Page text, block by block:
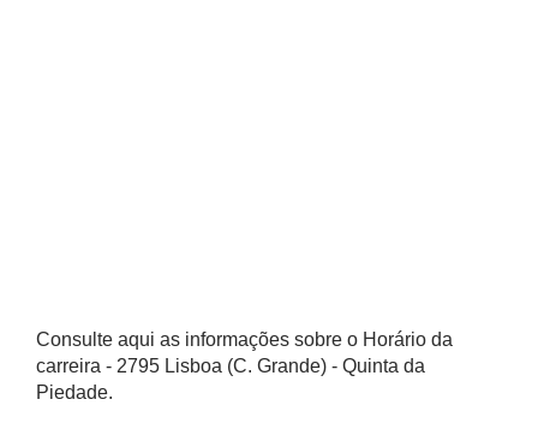
Consulte aqui as informações sobre o Horário da
carreira - 2795 Lisboa (C. Grande) - Quinta da
Piedade.